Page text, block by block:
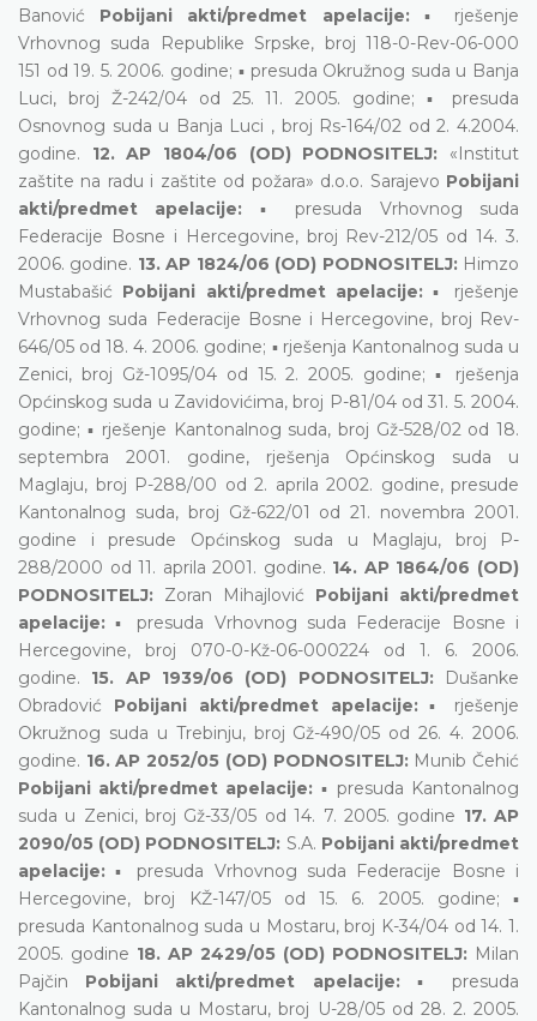
Banović Pobijani akti/predmet apelacije:▪ rješenje
Vrhovnog suda Republike Srpske, broj 118-0-Rev-06-000
151 od 19. 5. 2006. godine; ▪ presuda Okružnog suda u Banja
Luci, broj Ž-242/04 od 25. 11. 2005. godine; ▪ presuda
Osnovnog suda u Banja Luci , broj Rs-164/02 od 2. 4.2004.
godine. 12. AP 1804/06 (OD) PODNOSITELJ: «Institut
zaštite na radu i zaštite od požara» d.o.o. Sarajevo Pobijani
akti/predmet apelacije: ▪ presuda Vrhovnog suda
Federacije Bosne i Hercegovine, broj Rev-212/05 od 14. 3.
2006. godine. 13. AP 1824/06 (OD) PODNOSITELJ: Himzo
Mustabašić Pobijani akti/predmet apelacije: ▪ rješenje
Vrhovnog suda Federacije Bosne i Hercegovine, broj Rev-
646/05 od 18. 4. 2006. godine; ▪ rješenja Kantonalnog suda u
Zenici, broj Gž-1095/04 od 15. 2. 2005. godine; ▪ rješenja
Općinskog suda u Zavidovićima, broj P-81/04 od 31. 5. 2004.
godine; ▪ rješenje Kantonalnog suda, broj Gž-528/02 od 18.
septembra 2001. godine, rješenja Općinskog suda u
Maglaju, broj P-288/00 od 2. aprila 2002. godine, presude
Kantonalnog suda, broj Gž-622/01 od 21. novembra 2001.
godine i presude Općinskog suda u Maglaju, broj P-
288/2000 od 11. aprila 2001. godine. 14. AP 1864/06 (OD)
PODNOSITELJ: Zoran Mihajlović Pobijani akti/predmet
apelacije: ▪ presuda Vrhovnog suda Federacije Bosne i
Hercegovine, broj 070-0-Kž-06-000224 od 1. 6. 2006.
godine. 15. AP 1939/06 (OD) PODNOSITELJ:
Dušanke
Obradović Pobijani akti/predmet apelacije:▪ rješenje
Okružnog suda u Trebinju, broj Gž-490/05 od 26. 4. 2006.
godine. 16. AP 2052/05 (OD) PODNOSITELJ: Munib Čehić
Pobijani akti/predmet apelacije: ▪ presuda Kantonalnog
suda u Zenici, broj Gž-33/05 od 14. 7. 2005. godine 17. AP
2090/05 (OD) PODNOSITELJ: S.A. Pobijani akti/predmet
apelacije: ▪ presuda Vrhovnog suda Federacije Bosne i
Hercegovine, broj KŽ-147/05 od 15. 6. 2005. godine; ▪
presuda Kantonalnog suda u Mostaru, broj K-34/04 od 14. 1.
2005. godine 18. AP 2429/05 (OD) PODNOSITELJ: Milan
Pajčin Pobijani akti/predmet apelacije:▪ presuda
Kantonalnog suda u Mostaru, broj U-28/05 od 28. 2. 2005.